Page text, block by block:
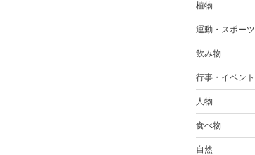
植物
運動・スポーツ
飲み物
行事・イベント
人物
食べ物
自然